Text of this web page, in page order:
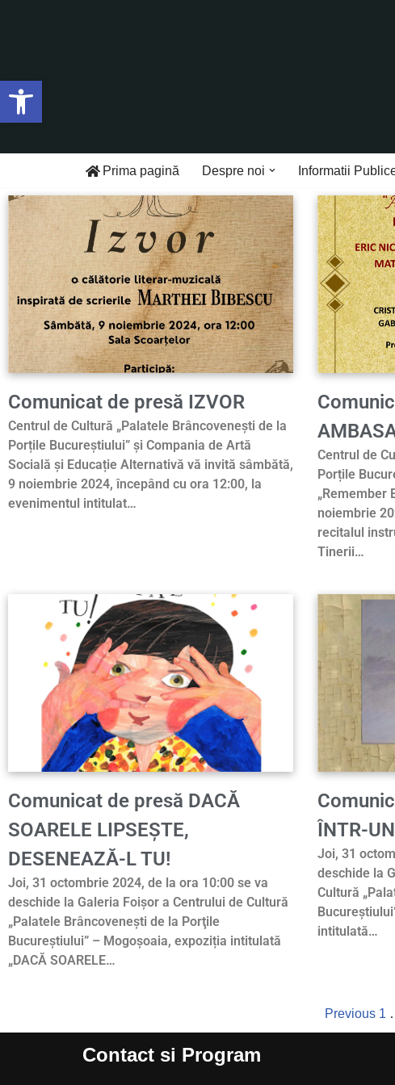
Deschide bara de unelte
conținut
Prima pagină Despre noi Informatii
Comunicat de presă IZVOR
Centrul de Cultură „Palatele Brâncovenești de la
Porțile Bucureștiului” și Compania de Artă
Socială și Educație Alternativă vă invită sâmbătă,
9 noiembrie 2024, începând cu ora 12:00, la
evenimentul intitulat…
Centrul de
Porțile
„Remember
noiembrie
recitalul
Tinerii…
Comunicat de presă DACĂ
SOARELE LIPSEȘTE,
DESENEAZĂ-L TU!
Joi, 31 octombrie 2024, de la ora 10:00 se va
deschide la Galeria Foișor a Centrului de Cultură
„Palatele Brâncoveneşti de la Porţile
Bucureştiului” – Mogoșoaia, expoziția intitulată
„DACĂ SOARELE…
ÎNTR-
Joi, 31
deschide la
Cultură
intitulată…
Previous 1
Contact si Program